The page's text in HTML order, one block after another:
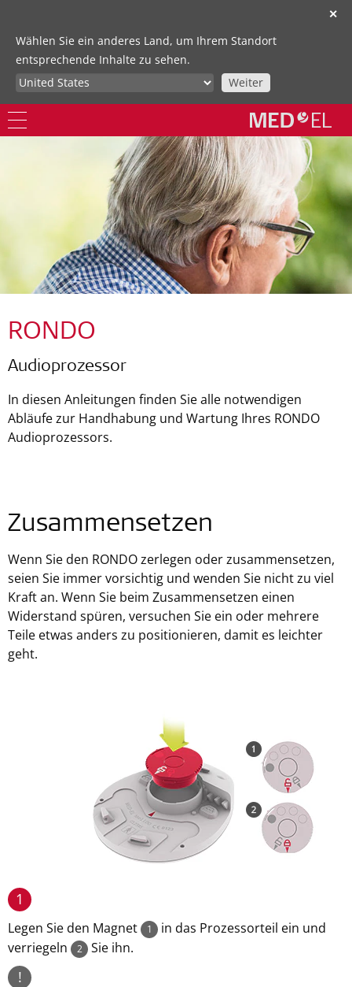
✕
Wählen Sie ein anderes Land, um Ihrem Standort
entsprechende Inhalte zu sehen.
Weiter
RONDO
Audioprozessor
In diesen Anleitungen finden Sie alle notwendigen
Abläufe zur Handhabung und Wartung Ihres RONDO
Audioprozessors.
Zusammensetzen
Wenn Sie den RONDO zerlegen oder zusammensetzen,
seien Sie immer vorsichtig und wenden Sie nicht zu viel
Kraft an. Wenn Sie beim Zusammensetzen einen
Widerstand spüren, versuchen Sie ein oder mehrere
Teile etwas anders zu positionieren, damit es leichter
geht.
1
Legen Sie den Magnet 1
in das Prozessorteil ein und
verriegeln
2 Sie ihn.
!